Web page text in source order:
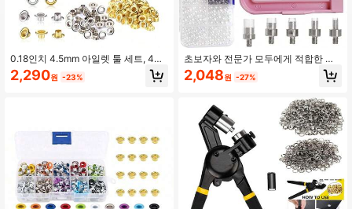
0.18인치 4.5mm 아일렛 툴 세트, 400
개 금속 아일렛 및 펀처 포함, 휴대용
수동 아일렛 프레스 키트, 가죽/벨트/
2,290원 -23%
초보자와 전문가 모두에게 적합한 전
문 진주 인레이 기계 업그레이드 금속
비즈 설정 도구, DIY 핸드메이드 주얼
2,048원 -27%